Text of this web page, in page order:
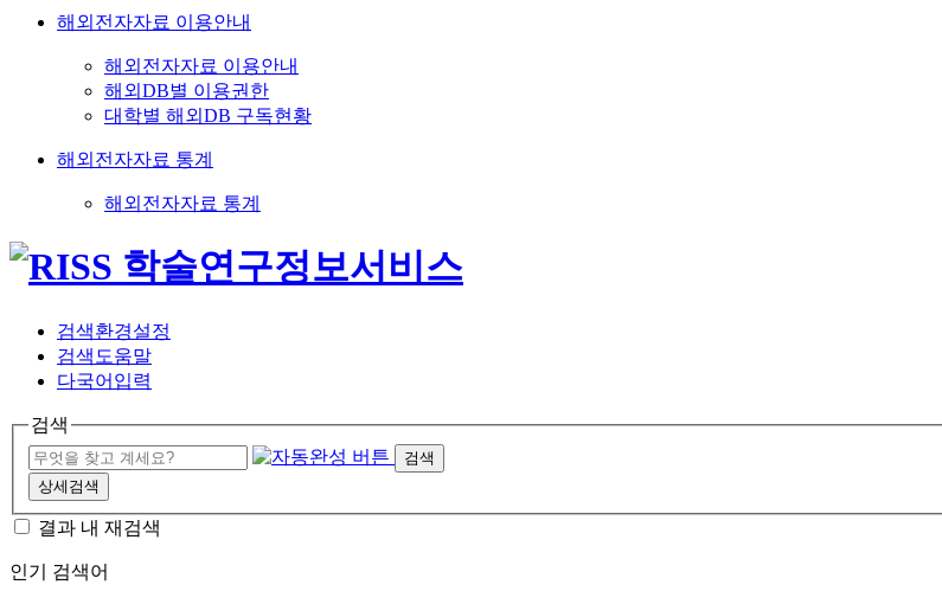
해외전자자료 이용안내
해외전자자료 이용안내
해외DB별 이용권한
대학별 해외DB 구독현황
해외전자자료 통계
해외전자자료 통계
검색환경설정
검색도움말
다국어입력
검색
검색
상세검색
결과 내 재검색
인기 검색어